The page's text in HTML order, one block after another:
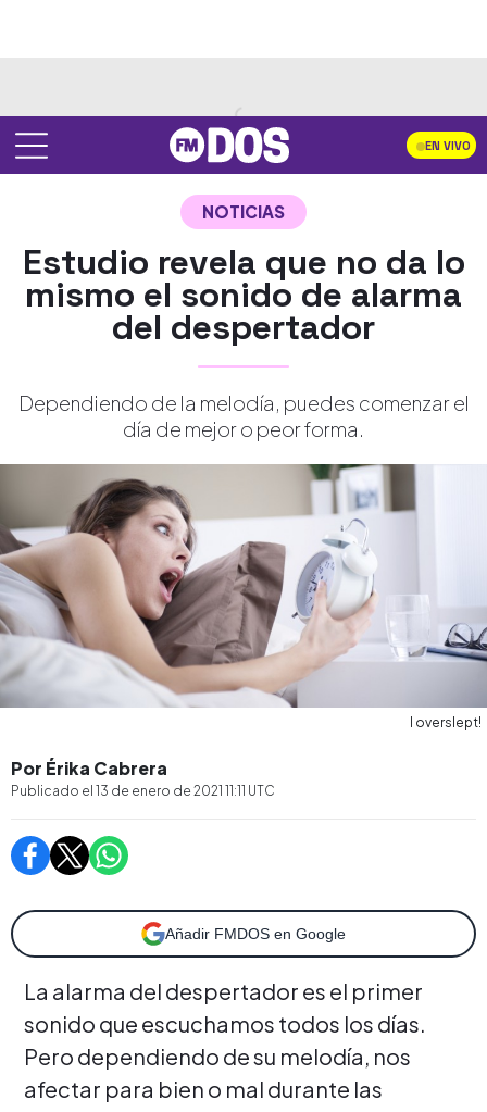
EN VIVO
NOTICIAS
Estudio revela que no da lo
mismo el sonido de alarma
del despertador
Dependiendo de la melodía, puedes comenzar el
día de mejor o peor forma.
I overslept!
Por Érika Cabrera
Publicado el 13 de enero de 2021 11:11 UTC
Añadir FMDOS en Google
La alarma del despertador es el primer
sonido que escuchamos todos los días.
Pero dependiendo de su melodía, nos
afectar para bien o mal durante las